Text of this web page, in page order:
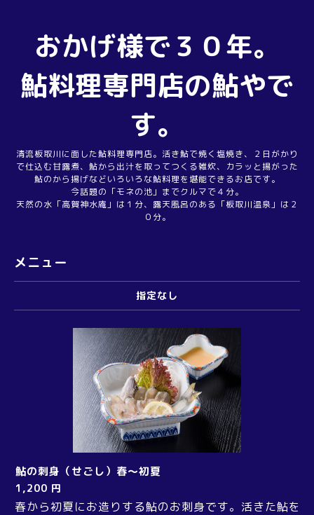
おかげ様で３０年。
鮎料理専門店の鮎やで
す。
清流板取川に面した鮎料理専門店。活き鮎で焼く塩焼き、２日がかり
で仕込む甘露煮、鮎から出汁を取ってつくる雑炊、カラッと揚がった
鮎のから揚げなどいろいろな鮎料理を堪能できるお店です。
今話題の「モネの池」までクルマで４分。
天然の水「高賀神水庵」は１分、露天風呂のある「板取川温泉」は２
０分。
メニュー
指定なし
鮎の刺身（せごし）春～初夏
1,200 円
春から初夏にお造りする鮎のお刺身です。 活きた鮎を